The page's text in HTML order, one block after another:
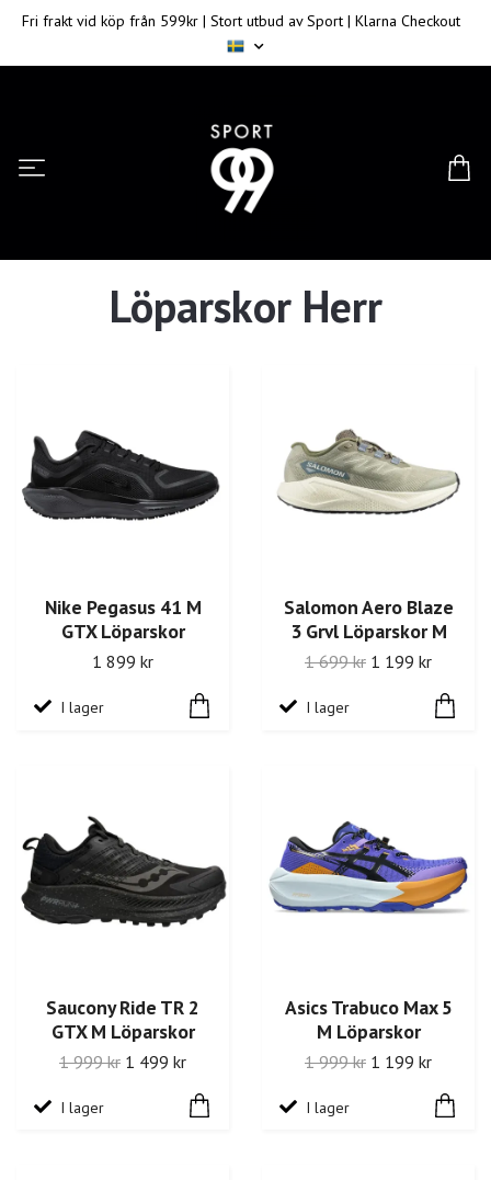
Fri frakt vid köp från 599kr | Stort utbud av Sport | Klarna Checkout
Löparskor Herr
Nike Pegasus 41 M
GTX Löparskor
1 899 kr
I lager
Salomon Aero Blaze
3 Grvl Löparskor M
1 699 kr 1 199 kr
I lager
Saucony Ride TR 2
GTX M Löparskor
1 999 kr 1 499 kr
I lager
Asics Trabuco Max 5
M Löparskor
1 999 kr 1 199 kr
I lager